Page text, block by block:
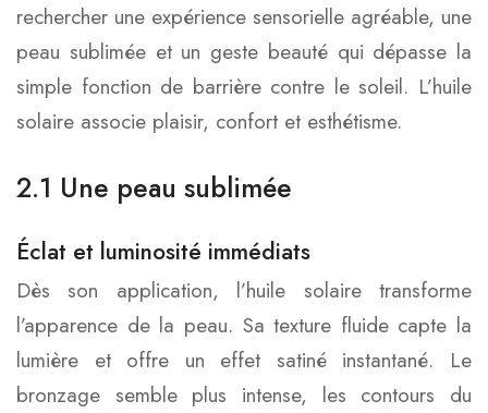
rechercher une expérience sensorielle agréable, une
peau sublimée et un geste beauté qui dépasse la
simple fonction de barrière contre le soleil. L’huile
solaire associe plaisir, confort et esthétisme.
2.1 Une peau sublimée
Éclat et luminosité immédiats
Dès son application, l’huile solaire transforme
l’apparence de la peau. Sa texture fluide capte la
lumière et offre un effet satiné instantané. Le
bronzage semble plus intense, les contours du